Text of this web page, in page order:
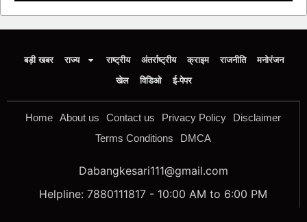
बड़ी खबर राज्य राष्ट्रीय अंतर्राष्ट्रीय क्राइम राजनीति
मनोरंजन
खेल
विडिओ ई-पेपर
Home About us Contact us Privacy Policy
Disclaimer
Terms Conditions
DMCA
Dabangkesari111@gmail.com
Helpline: 7880111817 - 10:00 AM to 6:00 PM